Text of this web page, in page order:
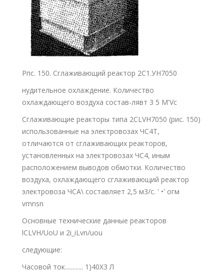
Рпс. 150. Сглаживающий реактор 2С1.УН7050
нудительное охлаждение. Количество
охлаждающего воздуха состав-лявт 3 5 M'Vc
Сглаживающие реакторы типа 2CLVH7050 (рис. 150)
использованные на электровозах ЧС4Т,
отличаются от сглаживающих реакторов,
установленных на электровозах ЧС4, иным
расположением выводов обмотки. Количество
воздуха, охлаждающего сглаживающий реактор
электровоза ЧСА\ составляет 2,5 м3/с. ' •' огм
vmnsn
Основные технические данные реакторов
lCLVH/UoU и 2i_iLvn/uou
следующие:
Часовой ток............ 1)40X3 Л